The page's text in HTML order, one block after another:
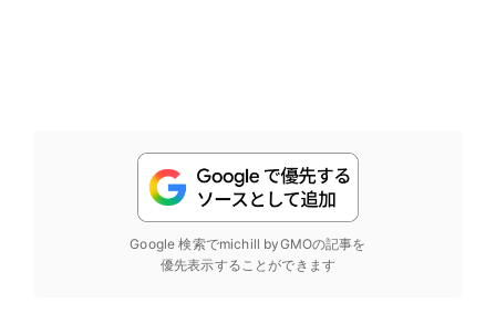
Google 検索でmichill byGMOの記事を
優先表示することができます